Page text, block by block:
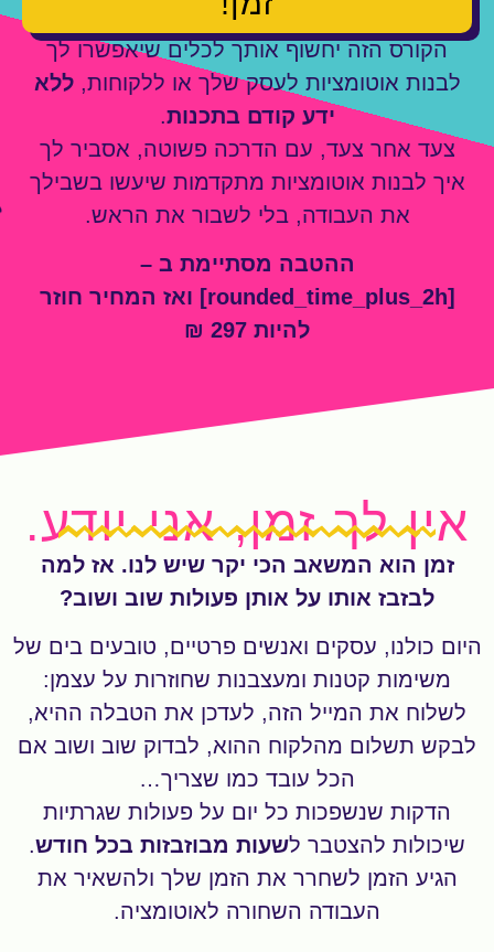
הקורס הזה יחשוף אותך לכלים שיאפשרו לך
לבנות אוטומציות לעסק שלך או ללקוחות,ללא
ידע קודם בתכנות.
צעד אחר צעד, עם הדרכה פשוטה, אסביר לך
איך לבנות אוטומציות מתקדמות שיעשו בשבילך
את העבודה, בלי לשבור את הראש.
ההטבה מסתיימת ב –
[rounded_time_plus_2h] ואז המחיר חוזר
להיות 297 ₪
אין לך זמן, אני יודע.
זמן הוא המשאב הכי יקר שיש לנו. אז למה
לבזבז אותו על אותן פעולות שוב ושוב?
היום כולנו, עסקים ואנשים פרטיים, טובעים בים של
משימות קטנות ומעצבנות שחוזרות על עצמן:
לשלוח את המייל הזה, לעדכן את הטבלה ההיא,
לבקש תשלום מהלקוח ההוא, לבדוק שוב ושוב אם
הכל עובד כמו שצריך…
הדקות שנשפכות כל יום על פעולות שגרתיות
שיכולות להצטבר לשעות מבוזבזות בכל חודש.
הגיע הזמן לשחרר את הזמן שלך ולהשאיר את
העבודה השחורה לאוטומציה.